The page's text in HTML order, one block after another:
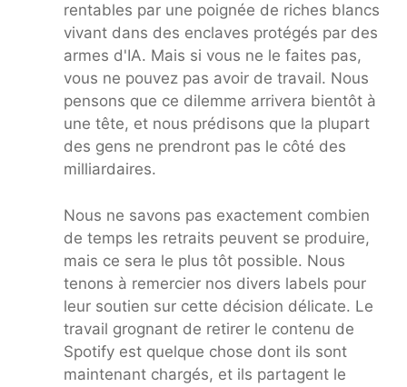
rentables par une poignée de riches blancs
vivant dans des enclaves protégés par des
armes d'IA. Mais si vous ne le faites pas,
vous ne pouvez pas avoir de travail. Nous
pensons que ce dilemme arrivera bientôt à
une tête, et nous prédisons que la plupart
des gens ne prendront pas le côté des
milliardaires.
Nous ne savons pas exactement combien
de temps les retraits peuvent se produire,
mais ce sera le plus tôt possible. Nous
tenons à remercier nos divers labels pour
leur soutien sur cette décision délicate. Le
travail grognant de retirer le contenu de
Spotify est quelque chose dont ils sont
maintenant chargés, et ils partagent le